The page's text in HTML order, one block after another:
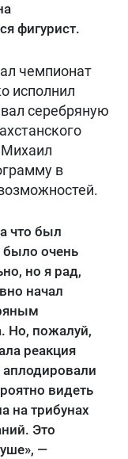
фигурист.
чемпионат
исполнил
серебряную
Михаил
в
что был
было очень
но я рад,
начал
Но, пожалуй,
реакция
видеть
на трибунах
Это
—